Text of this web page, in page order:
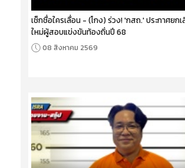
เช็กชื่อใครเลื่อน - (โกง) ร่วง! 'กสถ.' ประกาศย
ใหม่ผู้สอบแข่งขันท้องถิ่นปี 68
08 สิงหาคม 2569